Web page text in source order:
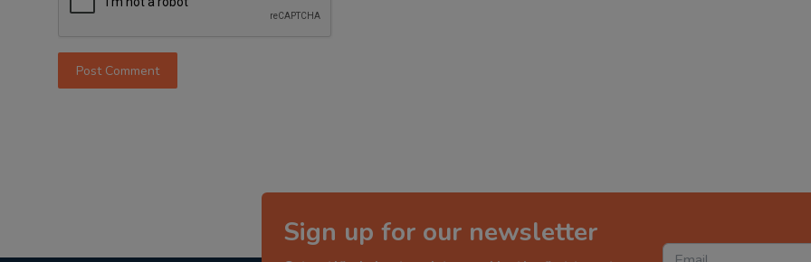
Post Comment
Sign up for our newsletter